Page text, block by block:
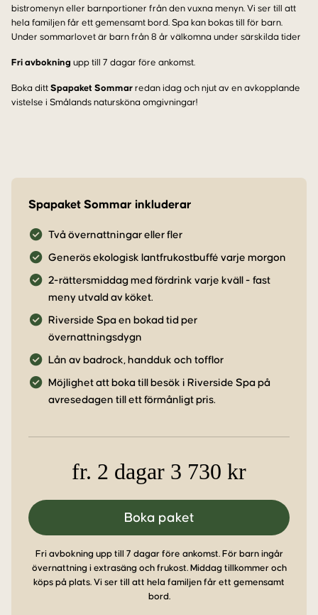
bistromenyn eller barnportioner från den vuxna menyn. Vi ser till att
hela familjen får ett gemensamt bord. Spa kan bokas till för barn.
Under sommarlovet är barn från 8 år välkomna under särskilda tider
Fri avbokning upp till 7 dagar före ankomst.
Boka ditt Spapaket Sommar redan idag och njut av en avkopplande
vistelse i Smålands natursköna omgivningar!
Spapaket Sommar inkluderar
Två övernattningar eller fler
Generös ekologisk lantfrukostbuffé varje morgon
2-rättersmiddag med fördrink varje kväll - fast
meny utvald av köket.
Riverside Spa en bokad tid per
övernattningsdygn
Lån av badrock, handduk och tofflor
Möjlighet att boka till besök i Riverside Spa på
avresedagen till ett förmånligt pris.
fr. 2 dagar 3 730 kr
Boka paket
Fri avbokning upp till 7 dagar före ankomst. För barn ingår
övernattning i extrasäng och frukost. Middag tillkommer och
köps på plats. Vi ser till att hela familjen får ett gemensamt
bord.